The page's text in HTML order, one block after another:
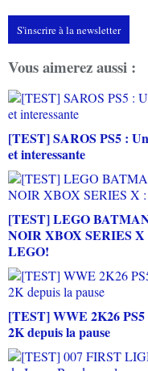
S'inscrire à la newsletter
Vous aimerez aussi :
[TEST] SAROS PS5 :
et interessante
[TEST] LEGO
NOIR XBOX SERIES
LEGO!
[TEST] WWE 2K26
2K depuis la pause